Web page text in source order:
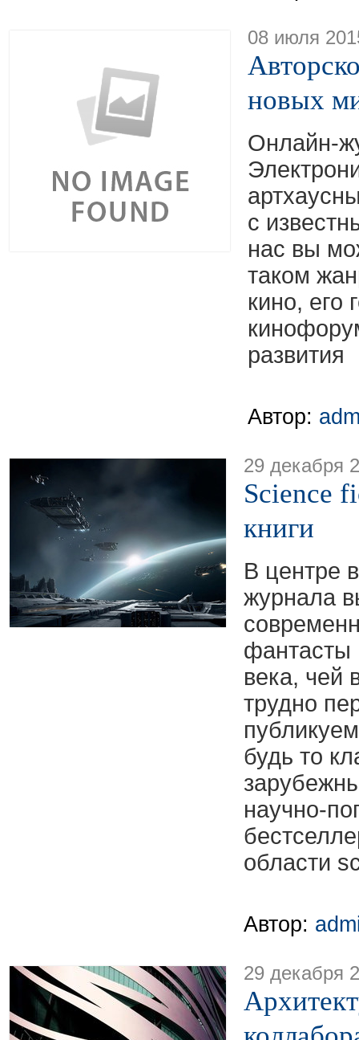
08 июля
новых
Онлайн-
с
нас вы
таком
кино, его
развития
Автор:
29 декабря
Science
книги
В центре
журнала
фантасты
века, чей
трудно
будь то
научно-
области
Автор:
29 декабря